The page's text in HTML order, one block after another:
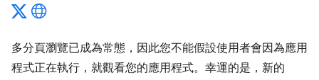
多分頁瀏覽已成為常態，因此您不能假設使用者會因為應用
程式正在執行，就觀看您的應用程式。幸運的是，新的